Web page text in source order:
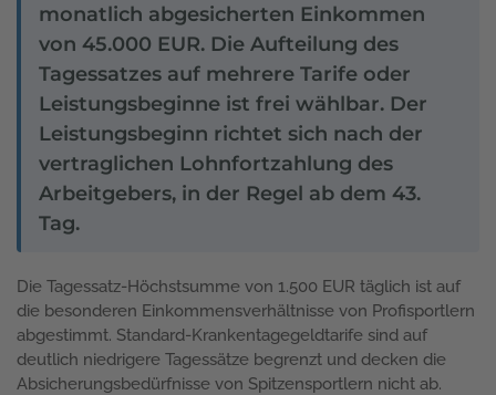
monatlich abgesicherten Einkommen
von 45.000 EUR. Die Aufteilung des
Tagessatzes auf mehrere Tarife oder
Leistungsbeginne ist frei wählbar. Der
Leistungsbeginn richtet sich nach der
vertraglichen Lohnfortzahlung des
Arbeitgebers, in der Regel ab dem 43.
Tag.
Die Tagessatz-Höchstsumme von 1.500 EUR täglich ist auf
die besonderen Einkommensverhältnisse von Profisportlern
abgestimmt. Standard-Krankentagegeldtarife sind auf
deutlich niedrigere Tagessätze begrenzt und decken die
Absicherungsbedürfnisse von Spitzensportlern nicht ab.